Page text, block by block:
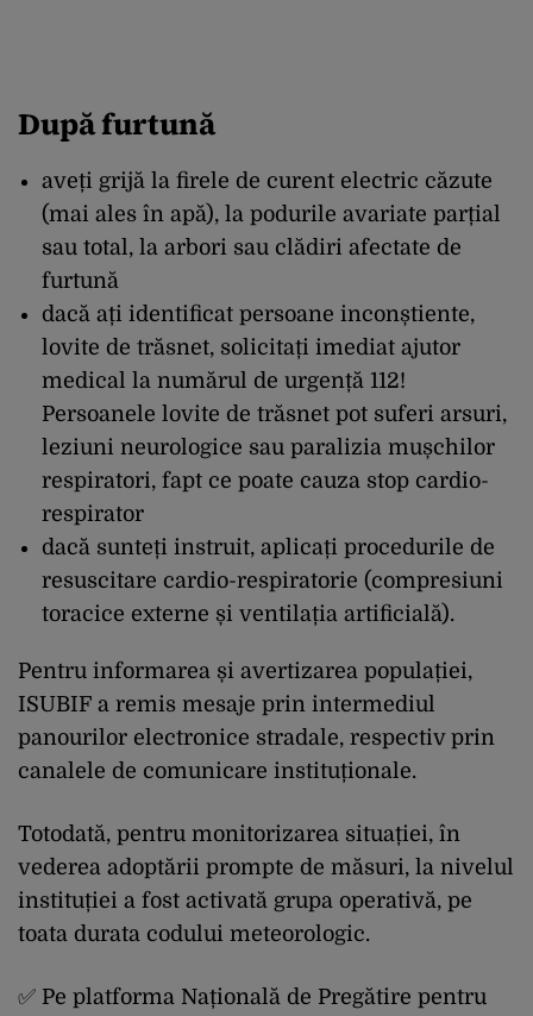
După furtună
aveți grijă la firele de curent electric căzute
(mai ales în apă), la podurile avariate parțial
sau total, la arbori sau clădiri afectate de
furtună
dacă ați identificat persoane inconștiente,
lovite de trăsnet, solicitați imediat ajutor
medical la numărul de urgență 112!
Persoanele lovite de trăsnet pot suferi arsuri,
leziuni neurologice sau paralizia mușchilor
respiratori, fapt ce poate cauza stop cardio-
respirator
dacă sunteți instruit, aplicați procedurile de
resuscitare cardio-respiratorie (compresiuni
toracice externe și ventilația artificială).
Pentru informarea și avertizarea populației,
ISUBIF a remis mesaje prin intermediul
panourilor electronice stradale, respectiv prin
canalele de comunicare instituționale.
Totodată, pentru monitorizarea situației, în
vederea adoptării prompte de măsuri, la nivelul
instituției a fost activată grupa operativă, pe
toata durata codului meteorologic.
✅ Pe platforma Națională de Pregătire pentru